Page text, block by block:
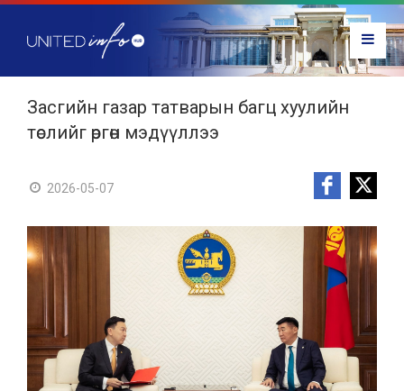
Засгийн газар татварын багц хуулийн
төслийг өргөн мэдүүллээ
2026-05-07